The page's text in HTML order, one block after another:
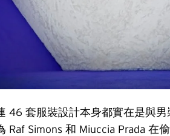
46 套服裝設計本身都實在是與
Raf Simons 和 Miuccia Prada 在